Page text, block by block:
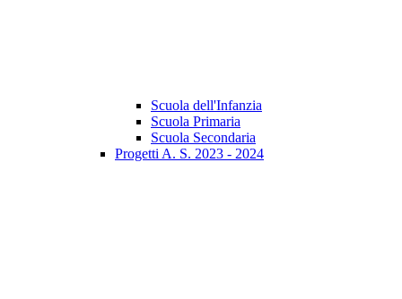
Scuola dell'Infanzia
Scuola Primaria
Scuola Secondaria
Progetti A. S. 2023 - 2024